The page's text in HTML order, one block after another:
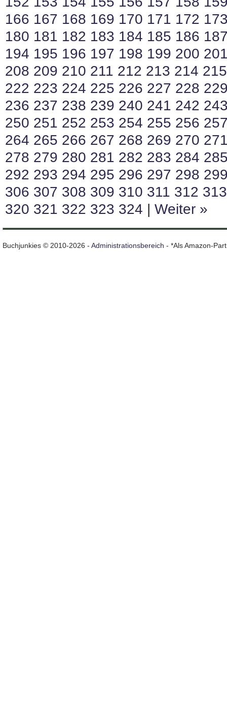
166 167 168 169 170 171 172
180 181 182 183 184 185 186
194 195 196 197 198 199 200
208 209 210 211 212 213 214 215
222 223 224 225 226 227 228
236 237 238 239 240 241 242
250 251 252 253 254 255 256
264 265 266 267 268 269 270
278 279 280 281 282 283 284
292 293 294 295 296 297 298
306 307 308 309 310 311 312 313
320 321 322 323 324 | Weiter »
Buchjunkies © 2010-2026 - Administrationsbereich - *Als Amazon-